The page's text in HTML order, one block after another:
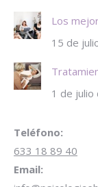
Los
15 de
1 de julio
Teléfono:
633 18 89 40
Email: